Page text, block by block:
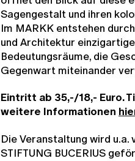
Sagengestalt und ihren
Im MARKK entstehen
und Architektur einzigartige
Bedeutungsräume, die
Gegenwart miteinander
Eintritt ab 35,-/18,- Euro.
weitere Informationen
Die Veranstaltung wird u.a.
STIFTUNG BUCERIUS